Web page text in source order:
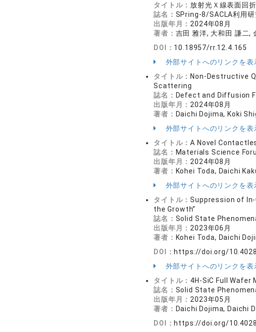
タイトル：放射光Ｘ線表面回
誌名： SPring-8/SACLA利用
出版年月： 2024年08月
著者： 吉田 雅洋, 大和田 謙二,
DOI： 10.18957/rr.12.4.165
外部サイトへのリンクを表
タイトル： Non-Destructive
Scattering
誌名： Defect and Diffusion
出版年月： 2024年08月
著者： Daichi Dojima, Koki
外部サイトへのリンクを表
タイトル：A Novel
誌名： Materials Science
出版年月： 2024年08月
著者： Kohei Toda, Daichi
外部サイトへのリンクを表
タイトル：Suppression of
the Growth”
誌名： Solid State
出版年月： 2023年06月
著者： Kohei Toda, Daichi
DOI： https://doi.org/
外部サイトへのリンクを表
タイトル： 4H-SiC Full
誌名： Solid State
出版年月： 2023年05月
著者： Daichi Dojima, Daichi
DOI： https://doi.org/